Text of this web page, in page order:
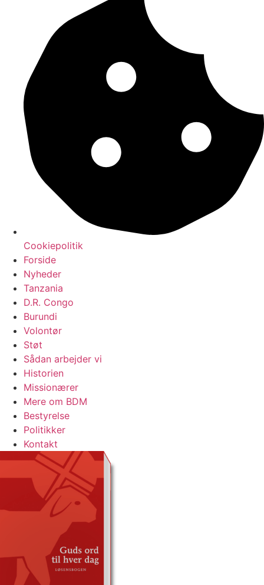
Cookiepolitik
Forside
Nyheder
Tanzania
D.R. Congo
Burundi
Volontør
Støt
Sådan arbejder vi
Historien
Missionærer
Mere om BDM
Bestyrelse
Politikker
Kontakt